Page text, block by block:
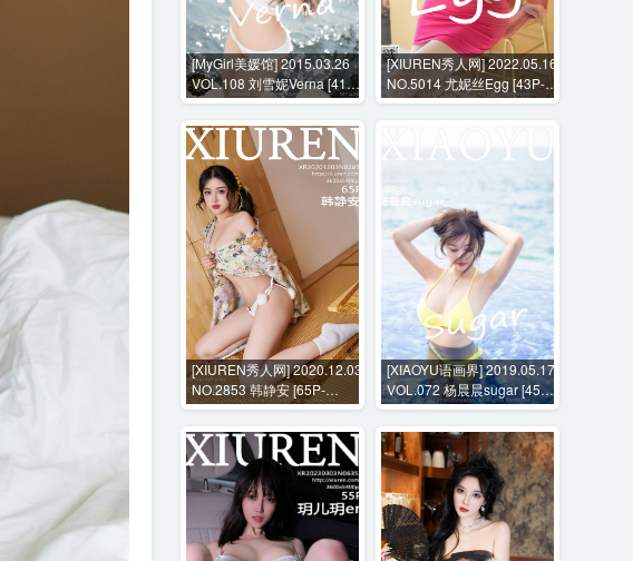
[MyGirl美媛馆] 2015.03.26
VOL.108 刘雪妮Verna [41P-
161MB]
[XIUREN秀人网] 2022.05.16
NO.5014 尤妮丝Egg [43P-
397MB]
[XIUREN秀人网] 2020.12.03
NO.2853 韩静安 [65P-
747MB]
[XIAOYU语画界] 2019.05.17
VOL.072 杨晨晨sugar [45P-
155MB]